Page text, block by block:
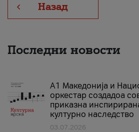
Назад
Последни новости
А1 Македонија и
оркестар создадоа
приказна
културно наследство
03.07.2026